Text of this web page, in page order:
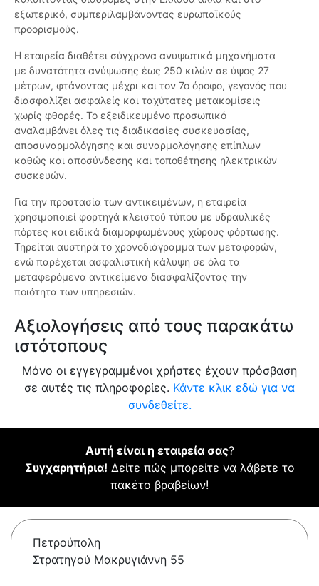
εξωτερικό, συμπεριλαμβάνοντας ευρωπαϊκούς
προορισμούς.
Η εταιρεία διαθέτει σύγχρονα ανυψωτικά μηχανήματα
με δυνατότητα ανύψωσης έως 250 κιλών σε ύψος 27
μέτρων, φτάνοντας μέχρι και τον 7ο όροφο, γεγονός που
διασφαλίζει ασφαλείς και ταχύτατες μετακομίσεις
χωρίς φθορές. Το εξειδικευμένο προσωπικό
αναλαμβάνει όλες τις διαδικασίες συσκευασίας,
αποσυναρμολόγησης και συναρμολόγησης επίπλων
καθώς και αποσύνδεσης και τοποθέτησης ηλεκτρικών
συσκευών.
Για την προστασία των αντικειμένων, η εταιρεία
χρησιμοποιεί φορτηγά κλειστού τύπου με υδραυλικές
πόρτες και ειδικά διαμορφωμένους χώρους φόρτωσης.
Τηρείται αυστηρά το χρονοδιάγραμμα των μεταφορών,
ενώ παρέχεται ασφαλιστική κάλυψη σε όλα τα
μεταφερόμενα αντικείμενα διασφαλίζοντας την
ποιότητα των υπηρεσιών.
Αξιολογήσεις από τους παρακάτω
ιστότοπους
Μόνο οι εγγεγραμμένοι χρήστες έχουν πρόσβαση
σε αυτές τις πληροφορίες. Κάντε κλικ εδώ για να
συνδεθείτε.
Αυτή είναι η εταιρεία σας?
Συγχαρητήρια! Δείτε πώς μπορείτε να λάβετε το
πακέτο βραβείων!
Πετρούπολη
Στρατηγού Μακρυγιάννη 55